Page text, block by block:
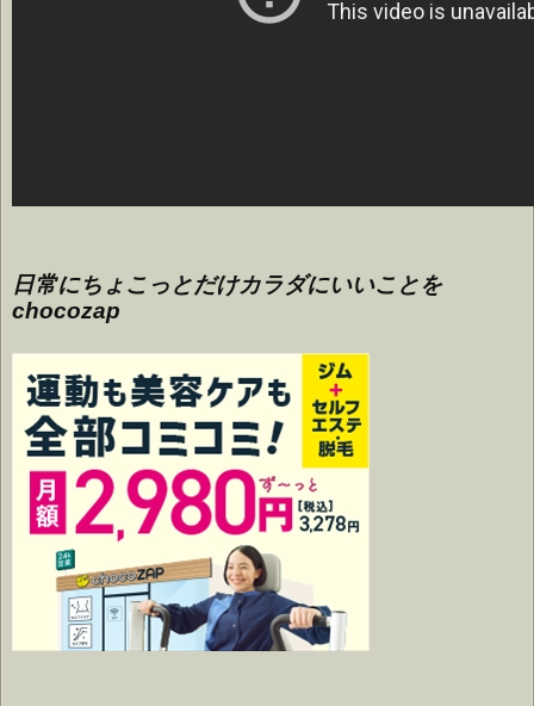
日常にちょこっとだけカラダにいいことを
chocozap